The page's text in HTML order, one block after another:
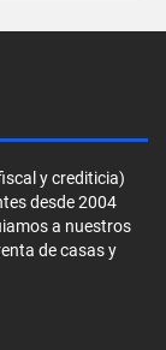
y crediticia)
desde 2004
a nuestros
de casas y